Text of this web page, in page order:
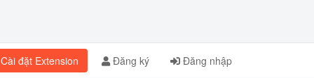
Cài đặt Extension Đăng ký Đăng nhập